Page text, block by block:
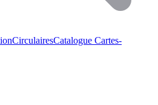
CirculairesCatalogue Cartes-